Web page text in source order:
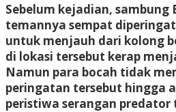
Sebelum kejadian, sambung
temannya sempat
untuk menjauh dari kolong
di lokasi tersebut kerap
Namun para bocah tidak
peringatan tersebut hingga
peristiwa serangan predator